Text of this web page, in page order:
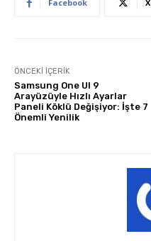
Facebook X
ÖNCEKI İÇERIK
Samsung One UI 9
Arayüzüyle Hızlı Ayarlar
Paneli Köklü Değişiyor: İşte 7
Önemli Yenilik